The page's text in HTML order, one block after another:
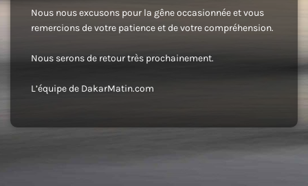
Nous nous excusons pour la gêne occasionnée et vous
remercions de votre patience et de votre compréhension.
Nous serons de retour très prochainement.
L’équipe de DakarMatin.com